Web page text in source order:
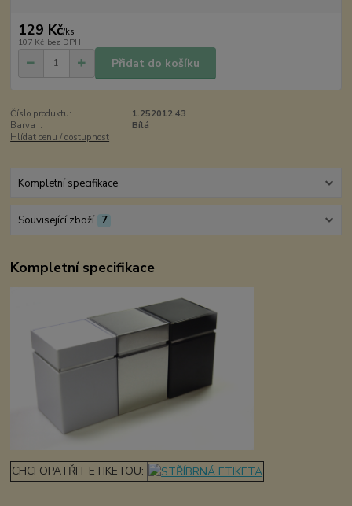
129 Kč/ks
107 Kč bez DPH
Přidat do košíku
Číslo produktu:
1.252012,43
Barva ::
Bílá
Hlídat cenu / dostupnost
Kompletní specifikace
Související zboží 7
Kompletní specifikace
CHCI OPATŘIT ETIKETOU: